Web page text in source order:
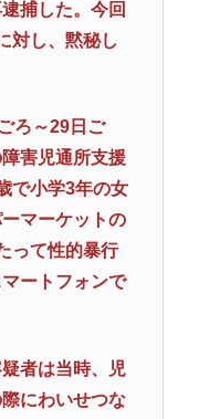
捕した。今回
対し、黙秘し
ろ～29日ご
害児通所支援
で小学3年の女
マーケットの
って性的暴行
ートフォンで
者は当時、児
にわいせつな